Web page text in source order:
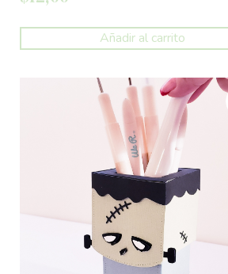
Añadir al carrito